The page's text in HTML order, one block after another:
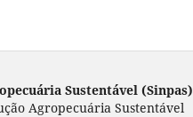
Sustentável (Sinpas)
Agropecuária Sustentável